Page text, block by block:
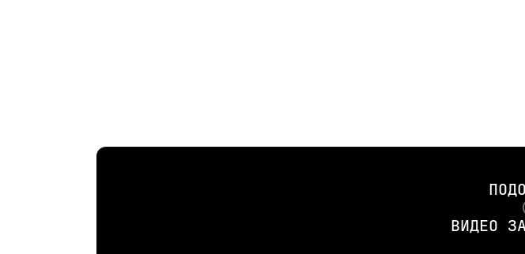
ВИДЕО
на Авто.ру https://autoru.me/H9gLE — Какие Volvo
https://autoru.me/H9gKh — Первый тест
Подробный тест Infiniti QX50 https://youtu.be/
https://youtu.be/RAVBJU9yaCg Куда смотреть: 1:20